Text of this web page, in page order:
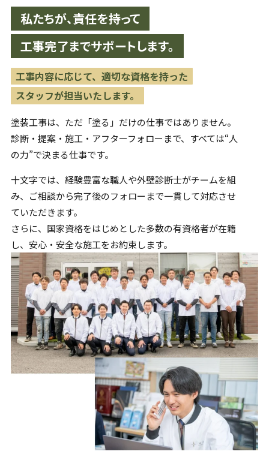
私たちが、責任を持って
工事完了までサポートします。
工事内容に応じて、適切な資格を持った
スタッフが担当いたします。
塗装工事は、ただ「塗る」だけの仕事ではありません。
診断・提案・施工・アフターフォローまで、すべては“人
の力”で決まる仕事です。
十文字では、経験豊富な職人や外壁診断士がチームを組
み、 ご相談から完了後のフォローまで一貫して対応させ
ていただきます。
さらに、国家資格をはじめとした多数の有資格者が在籍
し、 安心・安全な施工をお約束します。